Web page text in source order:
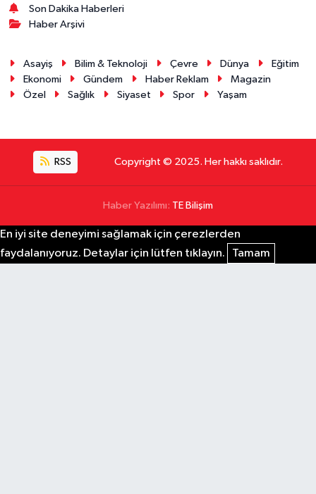
Son Dakika Haberleri
Haber Arşivi
Asayiş Bilim & Teknoloji Çevre Dünya
Eğitim
Ekonomi
Gündem Haber Reklam
Magazin
Özel
Sağlık Siyaset Spor Yaşam
RSS Copyright © 2025. Her hakkı saklıdır.
Haber Yazılımı: TE Bilişim
En iyi site deneyimi sağlamak için çerezlerden
faydalanıyoruz. Detaylar için lütfen tıklayın.
Tamam